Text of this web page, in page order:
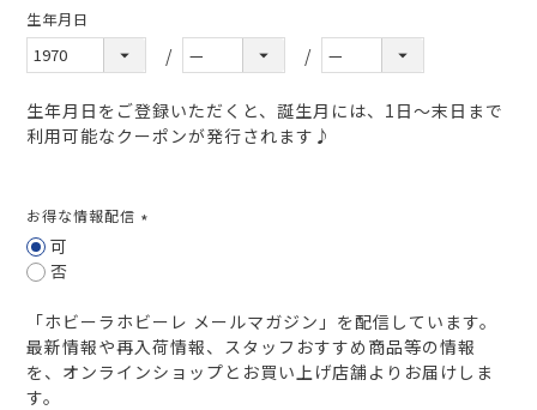
生年月日
生年月日をご登録いただくと、誕生月には、1日～末日まで
利用可能なクーポンが発行されます♪
お得な情報配信
可
否
「ホビーラホビーレ メールマガジン」を配信しています。
最新情報や再入荷情報、スタッフおすすめ商品等の情報
を、オンラインショップとお買い上げ店舗よりお届けしま
す。